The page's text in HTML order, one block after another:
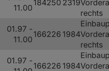
11.00
184250 2319
rechts
01.97 -
11.00
166226 1984
rechts
01.97 -
166226 1984